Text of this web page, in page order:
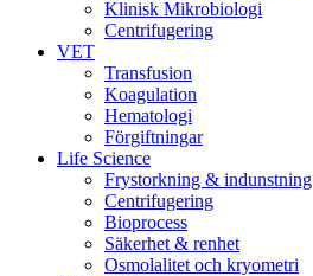
Klinisk Mikrobiologi
Centrifugering
VET
Transfusion
Koagulation
Hematologi
Förgiftningar
Life Science
Frystorkning & indunstning
Centrifugering
Bioprocess
Säkerhet & renhet
Osmolalitet och kryometri